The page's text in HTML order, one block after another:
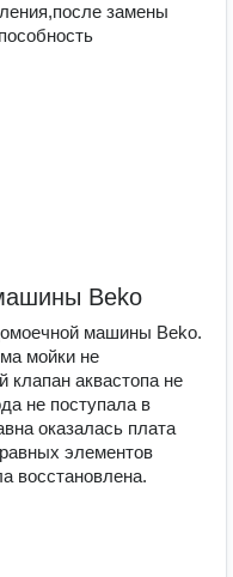
замены
Beko
машины Beko.
мойки не
клапан аквастопа не
не поступала в
оказалась плата
элементов
восстановлена.